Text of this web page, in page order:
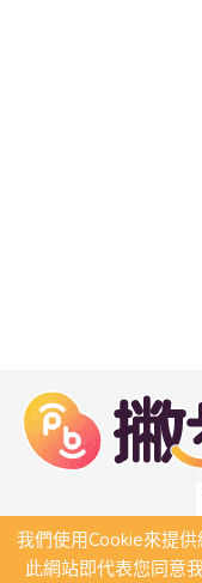
我們使用Cookie來提
此網站即代表您同意